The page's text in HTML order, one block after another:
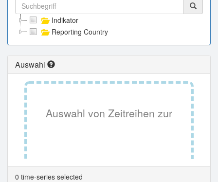
Indikator
Reporting Country
Auswahl
Auswahl von Zeitreihen zur
Tabellenansicht.
0 time-series selected